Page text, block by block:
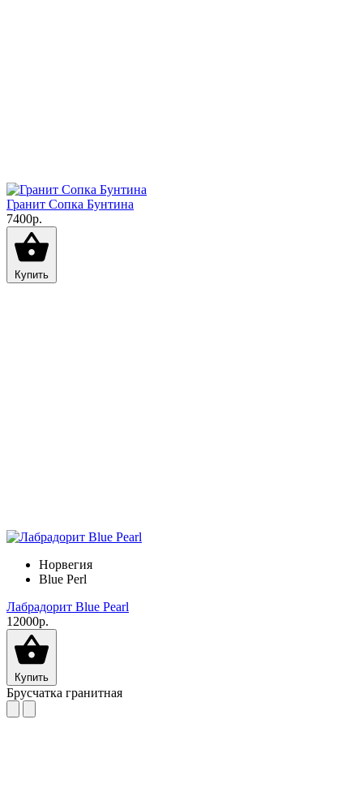
Гранит Сопка Бунтина
7400р.
Купить
Норвегия
Blue Perl
Лабрадорит Blue Pearl
12000р.
Купить
Брусчатка гранитная